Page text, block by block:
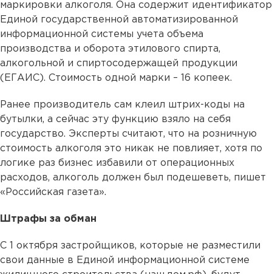
маркировки алкоголя. Она содержит идентификатор
Единой государственной автоматизированной
информационной системы учета объема
производства и оборота этилового спирта,
алкогольной и спиртосодержащей продукции
(ЕГАИС). Стоимость одной марки – 16 копеек.
Ранее производитель сам клеил штрих-коды на
бутылки, а сейчас эту функцию взяло на себя
государство. Эксперты считают, что на розничную
стоимость алкоголя это никак не повлияет, хотя по
логике раз бизнес избавили от операционных
расходов, алкоголь должен был подешеветь, пишет
«Российская газета».
Штрафы за обман
С 1 октября застройщиков, которые не разместили
свои данные в Единой информационной системе